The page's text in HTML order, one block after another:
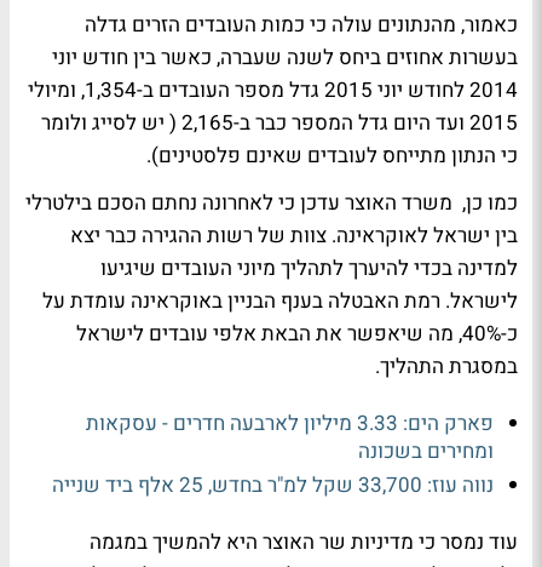
כאמור, מהנתונים עולה כי כמות העובדים הזרים גדלה
בעשרות אחוזים ביחס לשנה שעברה, כאשר בין חודש יוני
2014 לחודש יוני 2015 גדל מספר העובדים ב-1,354, ומיולי
2015 ועד היום גדל המספר כבר ב-2,165 ( יש לסייג ולומר
כי הנתון מתייחס לעובדים שאינם פלסטינים).
כמו כן, משרד האוצר עדכן כי לאחרונה נחתם הסכם בילטרלי
בין ישראל לאוקראינה. צוות של רשות ההגירה כבר יצא
למדינה בכדי להיערך לתהליך מיוני העובדים שיגיעו
לישראל. רמת האבטלה בענף הבניין באוקראינה עומדת על
כ-40%, מה שיאפשר את הבאת אלפי עובדים לישראל
במסגרת התהליך.
פארק הים: 3.33 מיליון לארבעה חדרים - עסקאות
ומחירים בשכונה
נווה עוז: 33,700 שקל למ"ר בחדש, 25 אלף ביד שנייה
עוד נמסר כי מדיניות שר האוצר היא להמשיך במגמה